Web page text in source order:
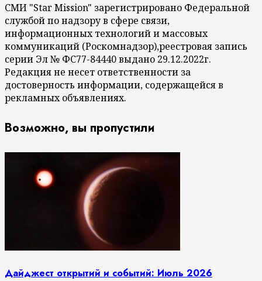
СМИ "Star Mission" зарегистрировано Федеральной
службой по надзору в сфере связи,
информационных технологий и массовых
коммуникаций (Роскомнадзор),реестровая запись
серии Эл № ФС77-84440 выдано 29.12.2022г.
Редакция не несет ответственности за
достоверность информации, содержащейся в
рекламных объявлениях.
Возможно, вы пропустили
Дайджест открытий и событий: Июль 2026